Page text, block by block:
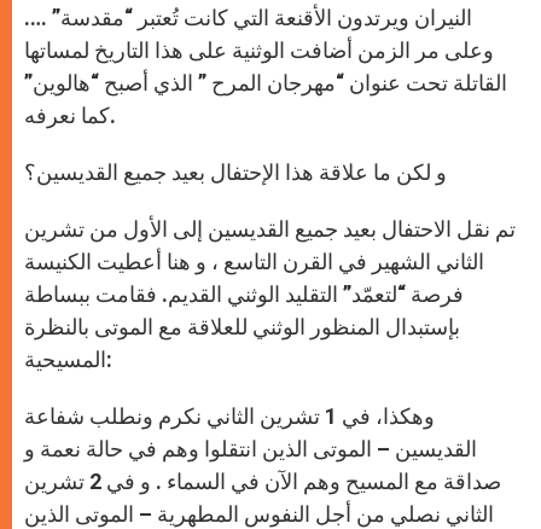
النيران ويرتدون الأقنعة التي كانت تُعتبر “مقدسة” ….
وعلى مر الزمن أضافت الوثنية على هذا التاريخ لمساتها
القاتلة تحت عنوان “مهرجان المرح ” الذي أصبح “هالوين”
كما نعرفه.
و لكن ما علاقة هذا الإحتفال بعيد جميع القديسين؟
تم نقل الاحتفال بعيد جميع القديسين إلى الأول من تشرين
الثاني الشهير في القرن التاسع ، و هنا أعطيت الكنيسة
فرصة “لتعمّد” التقليد الوثني القديم. فقامت ببساطة
بإستبدال المنظور الوثني للعلاقة مع الموتى بالنظرة
المسيحية:
وهكذا، في 1 تشرين الثاني نكرم ونطلب شفاعة
القديسين – الموتى الذين انتقلوا وهم في حالة نعمة و
صداقة مع المسيح وهم الآن في السماء . و في 2 تشرين
الثاني نصلي من أجل النفوس المطهرية – الموتى الذين